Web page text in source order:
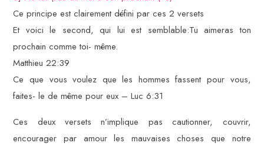
Ce principe est clairement défini par ces 2 versets
Et voici le second, qui lui est semblable:Tu aimeras ton
prochain comme toi- même.
Matthieu 22:39
Ce que vous voulez que les hommes fassent pour vous,
faites- le de même pour eux – Luc 6:31
Ces deux versets n’implique pas cautionner, couvrir,
encourager par amour les mauvaises choses que notre